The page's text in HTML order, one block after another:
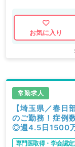
マイナビ
関求人はもちろ
ます。
求人内容の詳細
お気に入り
常勤求人
【埼玉県／春
のご勤務！症例
◎週4.5日1500万
専門医取得・学会認